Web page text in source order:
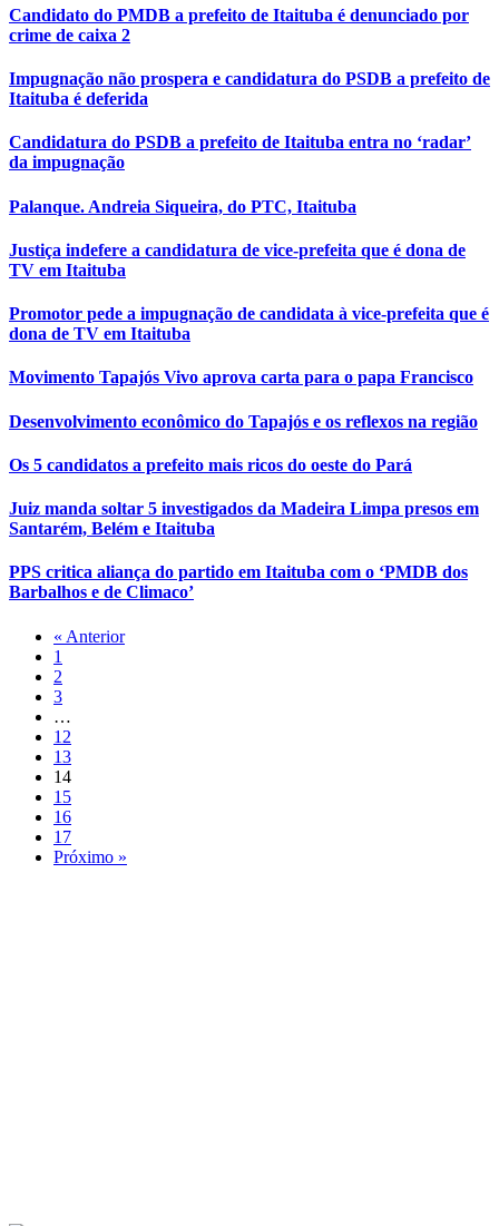
Candidato do PMDB a prefeito de Itaituba é denunciado por
crime de caixa 2
Impugnação não prospera e candidatura do PSDB a prefeito de
Itaituba é deferida
Candidatura do PSDB a prefeito de Itaituba entra no ‘radar’
da impugnação
Palanque. Andreia Siqueira, do PTC, Itaituba
Justiça indefere a candidatura de vice-prefeita que é dona de
TV em Itaituba
Promotor pede a impugnação de candidata à vice-prefeita que é
dona de TV em Itaituba
Movimento Tapajós Vivo aprova carta para o papa Francisco
Desenvolvimento econômico do Tapajós e os reflexos na região
Os 5 candidatos a prefeito mais ricos do oeste do Pará
Juiz manda soltar 5 investigados da Madeira Limpa presos em
Santarém, Belém e Itaituba
PPS critica aliança do partido em Itaituba com o ‘PMDB dos
Barbalhos e de Climaco’
« Anterior
1
2
3
…
12
13
14
15
16
17
Próximo »